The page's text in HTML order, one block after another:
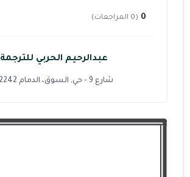
0 (0 المراجعات)
عبدالرحيم الحربي للترجمة
شارع 9 - حي, السوق، الدمام 32242